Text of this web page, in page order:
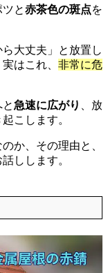
と赤茶色の斑点を
大丈夫」と放置し
はこれ、 非常に危
急速に広がり
、放
こします。
のか、その理由と、
しします。